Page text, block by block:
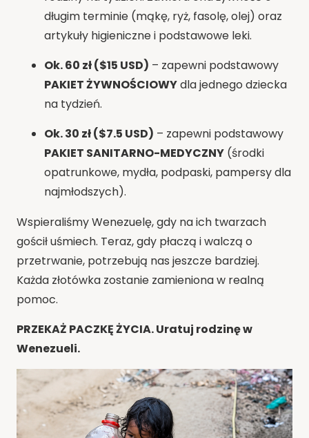
długim terminie (mąkę, ryż, fasolę, olej) oraz
artykuły higieniczne i podstawowe leki.
Ok. 60 zł ($15 USD) – zapewni podstawowy
PAKIET ŻYWNOŚCIOWYdla jednego dziecka
na tydzień.
Ok. 30 zł ($7.5 USD) – zapewni podstawowy
PAKIET SANITARNO-MEDYCZNY (środki
opatrunkowe, mydła, podpaski, pampersy dla
najmłodszych).
Wspieraliśmy Wenezuelę, gdy na ich twarzach
gościł uśmiech. Teraz, gdy płaczą i walczą o
przetrwanie, potrzebują nas jeszcze bardziej.
Każda złotówka zostanie zamieniona w realną
pomoc.
PRZEKAŻ PACZKĘ ŻYCIA. Uratuj rodzinę w
Wenezueli.